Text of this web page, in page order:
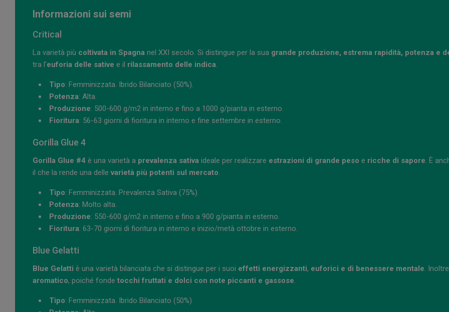
Informazioni sui semi
Critical
La varietà più coltivata in Spagna nel XXI secolo. Si distingue per la sua grande produzione, estrema rapidità, potenza e
tra l'euforia delle sative e il rilassamento delle indica.
Tipo: Femminizzata. Ibrido Bilanciato (50%).
Potenza: Alta.
Produzione: 500-600 g/m2 in interno e fino a 1000 g/pianta in esterno.
Fioritura: 56-63 giorni di fioritura in interno e fine settembre in esterno.
Gorilla Glue 4
Gorilla Glue #4 è una varietà a prevalenza sativa ideale per realizzare estrazioni di grande peso e ricche di sapore. È
il che la rende una delle varietà più potenti sul mercato.
Tipo: Femminizzata. Prevalenza Sativa (75%)
Potenza: Molto alta.
Produzione: 550-600 g/m2 in interno e fino a 900 g/pianta in esterno.
Fioritura: 63-70 giorni di fioritura in interno e inizio/metà ottobre in esterno.
Blue Gelatti
Blue Gelatti è una varietà bilanciata che si distingue per i suoi effetti energizzanti, euforici e di benessere mentale.
aromatico, poiché fonde tocchi fruttati e dolci con note piccanti e gassose.
Tipo: Femminizzata. Ibrido Bilanciato (50%)